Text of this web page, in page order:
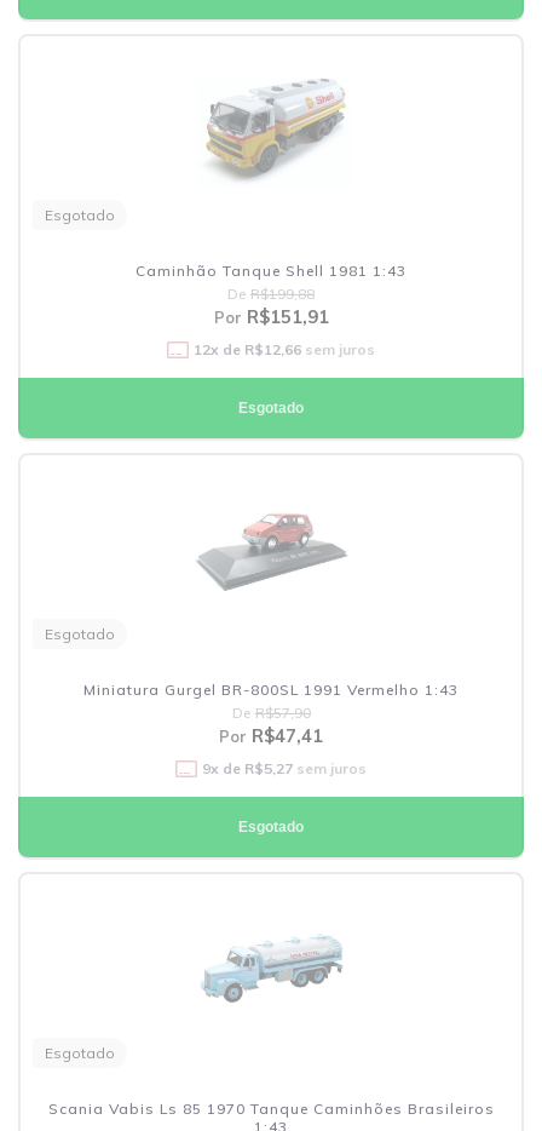
Esgotado
Caminhão Tanque Shell 1981 1:43
De R$199,88
Por R$151,91
12x de R$12,66 sem juros
Esgotado
Esgotado
Miniatura Gurgel BR-800SL 1991 Vermelho 1:43
De R$57,90
Por R$47,41
9x de R$5,27 sem juros
Esgotado
Esgotado
Scania Vabis Ls 85 1970 Tanque Caminhões Brasileiros
1:43